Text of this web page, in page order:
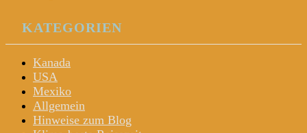
KATEGORIEN
Kanada
USA
Mexiko
Allgemein
Hinweise zum Blog